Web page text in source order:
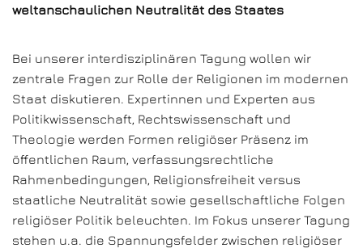
weltanschaulichen Neutralität des Staates
Bei unserer interdisziplinären Tagung wollen wir
zentrale Fragen zur Rolle der Religionen im modernen
Staat diskutieren. Expertinnen und Experten aus
Politikwissenschaft, Rechtswissenschaft und
Theologie werden Formen religiöser Präsenz im
öffentlichen Raum, verfassungsrechtliche
Rahmenbedingungen, Religionsfreiheit versus
staatliche Neutralität sowie gesellschaftliche Folgen
religiöser Politik beleuchten. Im Fokus unserer Tagung
stehen u.a. die Spannungsfelder zwischen religiöser